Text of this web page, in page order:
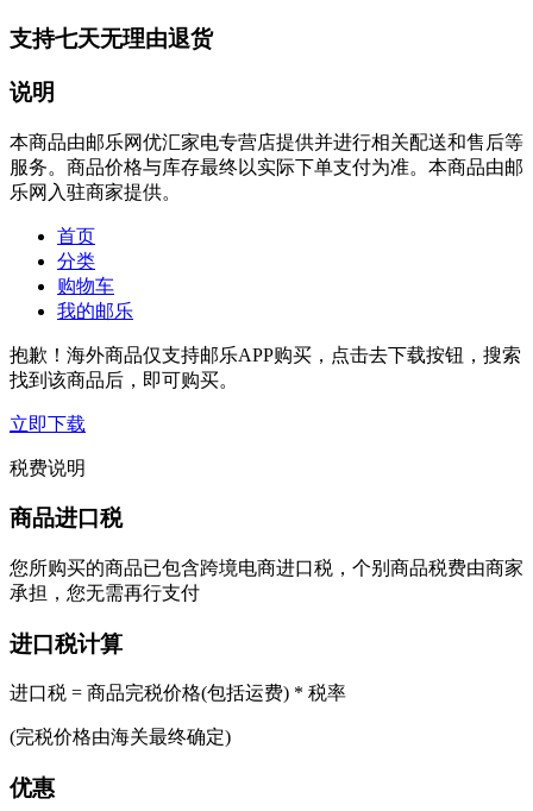
支持七天无理由退货
说明
本商品由邮乐网优汇家电专营店提供并进行相关配送和售后等
服务。商品价格与库存最终以实际下单支付为准。本商品由邮
乐网入驻商家提供。
首页
分类
购物车
我的邮乐
抱歉！海外商品仅支持邮乐APP购买，点击去下载按钮，搜索
找到该商品后，即可购买。
立即下载
税费说明
商品进口税
您所购买的商品已包含跨境电商进口税，个别商品税费由商家
承担，您无需再行支付
进口税计算
进口税 = 商品完税价格(包括运费) * 税率
(完税价格由海关最终确定)
优惠